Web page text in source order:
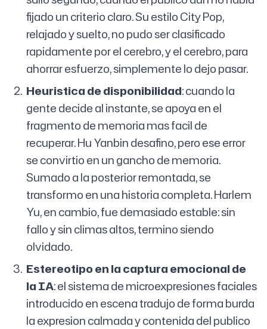
fijado un criterio claro. Su estilo City Pop,
relajado y suelto, no pudo ser clasificado
rapidamente por el cerebro, y el cerebro, para
ahorrar esfuerzo, simplemente lo dejo pasar.
Heuristica de disponibilidad: cuando la
gente decide al instante, se apoya en el
fragmento de memoria mas facil de
recuperar. Hu Yanbin desafino, pero ese error
se convirtio en un gancho de memoria.
Sumado a la posterior remontada, se
transformo en una historia completa. Harlem
Yu, en cambio, fue demasiado estable: sin
fallo y sin climas altos, termino siendo
olvidado.
Estereotipo en la captura emocional de
la IA: el sistema de microexpresiones faciales
introducido en escena tradujo de forma burda
la expresion calmada y contenida del publico